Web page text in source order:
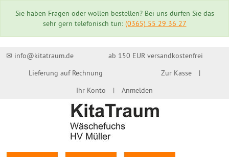
Sie haben Fragen oder wollen bestellen? Bei uns dürfen Sie das
sehr gern telefonisch tun: (0365) 55 29 36 27
✉ info@kitatraum.de
ab 150 EUR versandkostenfrei
Lieferung auf Rechnung
Zur Kasse
Ihr Konto
Anmelden